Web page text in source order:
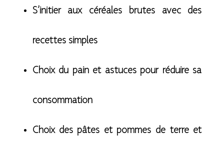
S’initier aux céréales brutes avec des
recettes simples
Choix du pain et astuces pour réduire sa
consommation
Choix des pâtes et pommes de terre et